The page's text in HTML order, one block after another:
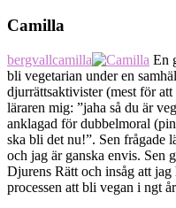
Camilla
bergvallcamilla
En
bli vegetarian under en
djurrättsaktivister (mest för
läraren mig: ”jaha så du är
anklagad för dubbelmoral
ska bli det nu!”. Sen frågade
och jag är ganska envis. Sen
Djurens Rätt och insåg att
processen att bli vegan i ngt